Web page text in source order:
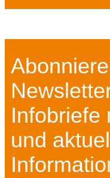
Infobriefe
und